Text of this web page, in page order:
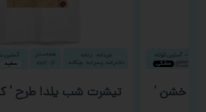
خشن ‘ تیشرت شب یلدا طرح ‘ کد ۰۱۴۳ ‘